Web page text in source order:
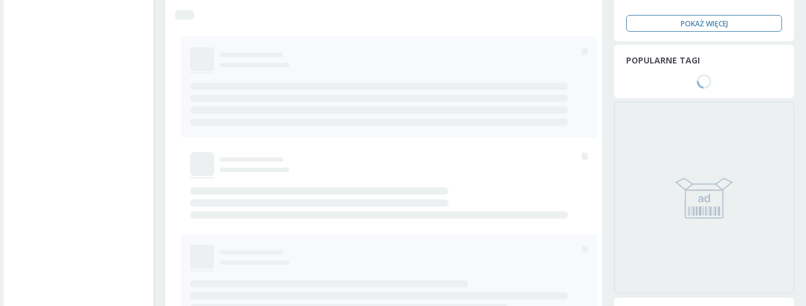
POKAŻ WIĘCEJ
POPULARNE TAGI